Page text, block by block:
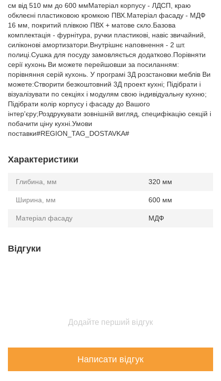
см від 510 мм до 600 ммМатеріал корпусу - ЛДСП, краю
обклеєні пластиковою кромкою ПВХ.Матеріал фасаду - МДФ
16 мм, покритий плівкою ПВХ + матове скло.Базова
комплектація - фурнітура, ручки пластикові, навіс звичайний,
силіконові амортизатори.Внутрішнє наповнення - 2 шт.
полиці.Сушка для посуду замовляється додатково.Порівняти
серії кухонь Ви можете перейшовши за посиланням:
порівняння серій кухонь. У програмі 3Д розстановки меблів Ви
можете:Створити безкоштовний 3Д проект кухні; Підібрати і
візуалізувати по секціях і модулям свою індивідуальну кухню;
Підібрати колір корпусу і фасаду до Вашого
інтер'єру;Роздрукувати зовнішній вигляд, специфікацію секцій і
побачити ціну кухні.Умови
поставки#REGION_TAG_DOSTAVKA#
Характеристики
Глибина, мм 320 мм
Ширина, мм 600 мм
Матеріал фасаду МДФ
Відгуки
Додайте перший відгук
Написати відгук